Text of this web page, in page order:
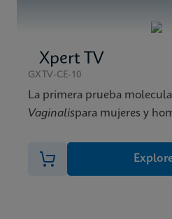
Xpert TV
GXTV-CE-10
La primera prueba
Vaginalispara mujeres y